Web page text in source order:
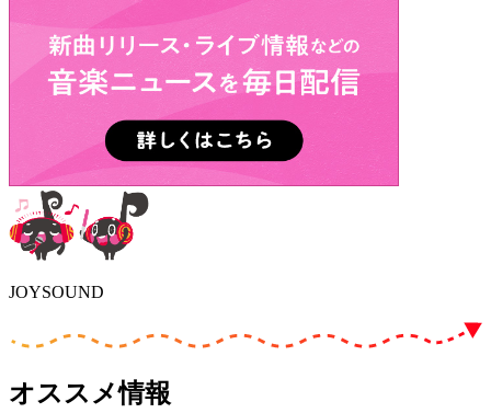
JOYSOUND
オススメ情報